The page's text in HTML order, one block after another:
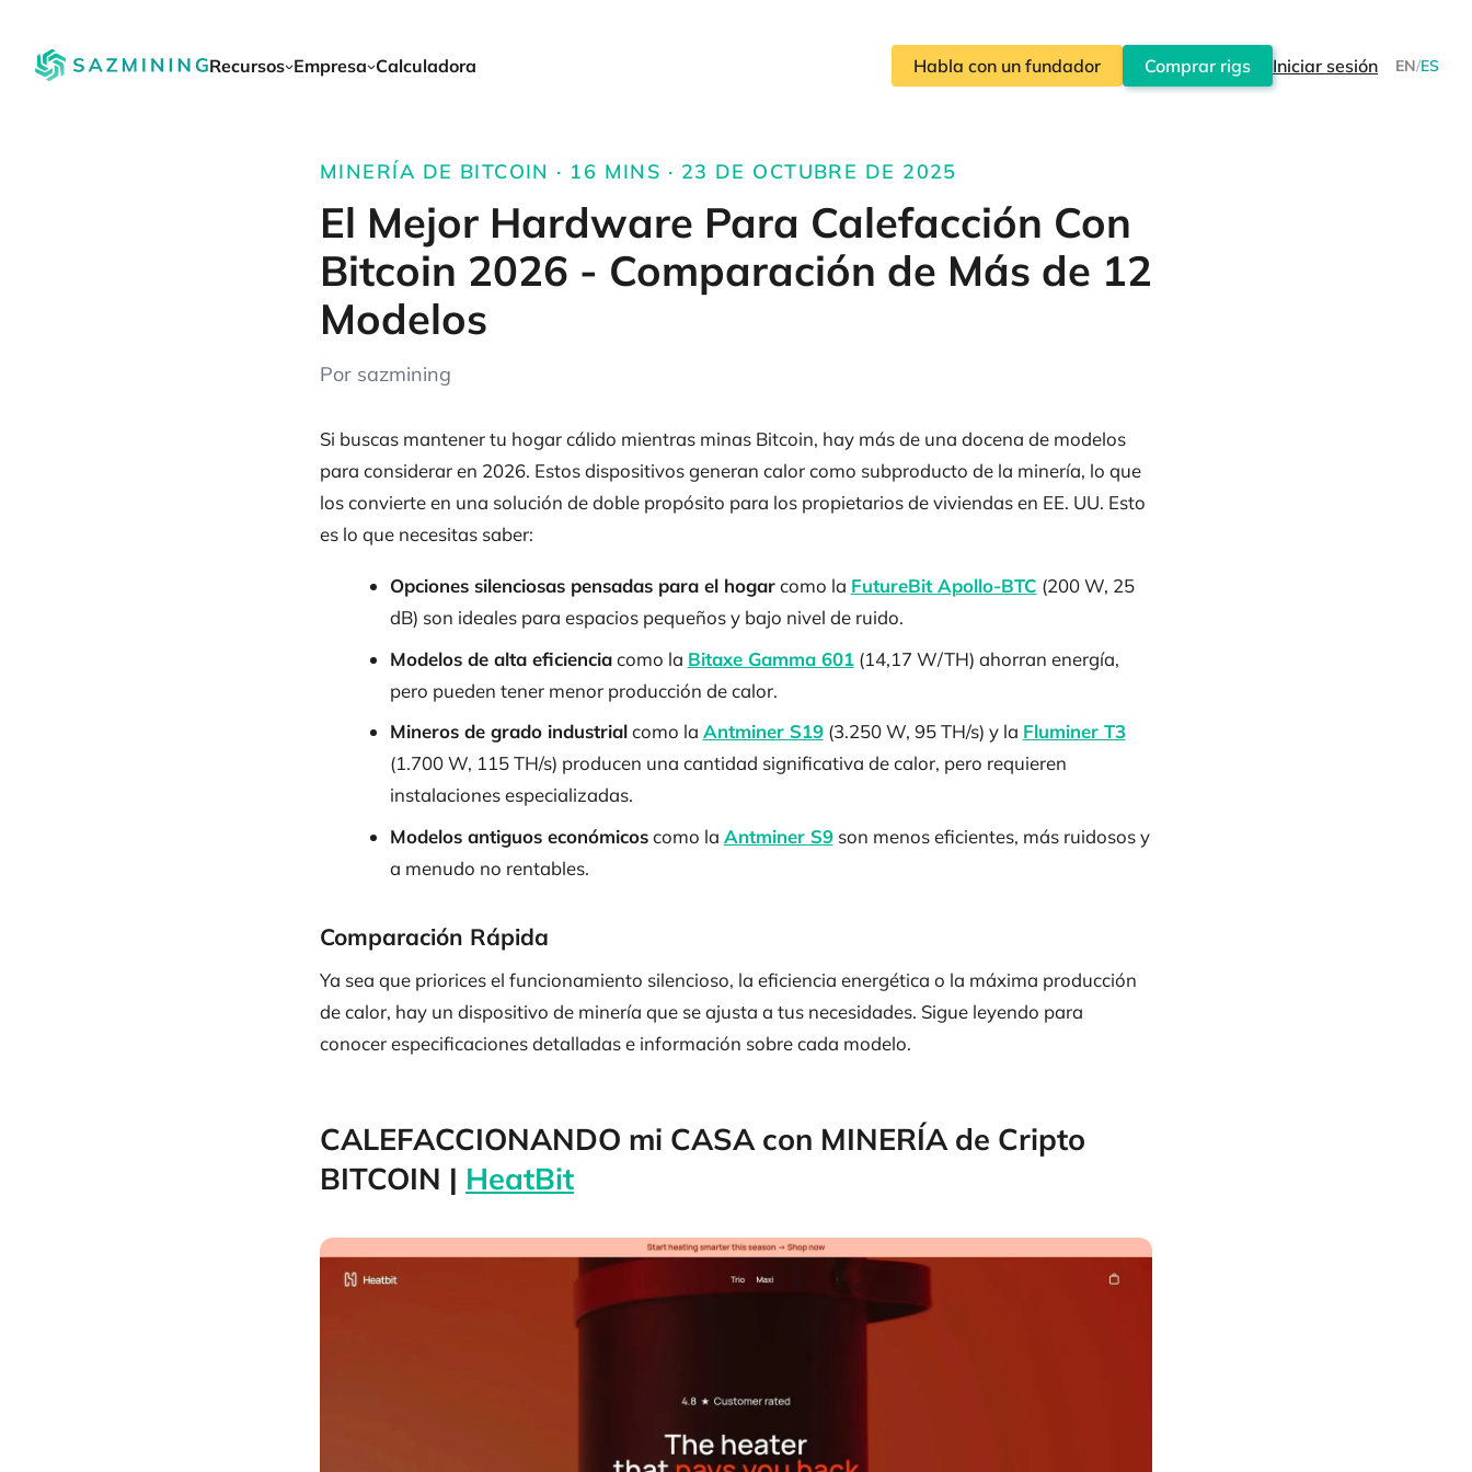
Recursos Empresa Calculadora Habla con un fundador Comprar rigs Iniciar sesión EN/ES
MINERÍA DE BITCOIN · 16 MINS · 23 DE OCTUBRE DE 2025
El Mejor Hardware Para Calefacción Con
Bitcoin 2026 - Comparación de Más de 12
Modelos
Por sazmining
Si buscas mantener tu hogar cálido mientras minas Bitcoin, hay más de una docena de modelos
para considerar en 2026. Estos dispositivos generan calor como subproducto de la minería, lo que
los convierte en una solución de doble propósito para los propietarios de viviendas en EE. UU. Esto
es lo que necesitas saber:
Opciones silenciosas pensadas para el hogarcomo la FutureBit Apollo-BTC (200 W, 25
dB) son ideales para espacios pequeños y bajo nivel de ruido.
Modelos de alta eficienciacomo la Bitaxe Gamma 601(14,17 W/TH) ahorran energía,
pero pueden tener menor producción de calor.
Mineros de grado industrialcomo la Antminer S19(3.250 W, 95 TH/s) y la Fluminer T3
(1.700 W, 115 TH/s) producen una cantidad significativa de calor, pero requieren
instalaciones especializadas.
Modelos antiguos económicoscomo la Antminer S9son menos eficientes, más ruidosos y
a menudo no rentables.
Comparación Rápida
Ya sea que priorices el funcionamiento silencioso, la eficiencia energética o la máxima producción
de calor, hay un dispositivo de minería que se ajusta a tus necesidades. Sigue leyendo para
conocer especificaciones detalladas e información sobre cada modelo.
CALEFACCIONANDO mi CASA con MINERÍA de Cripto
BITCOIN | HeatBit